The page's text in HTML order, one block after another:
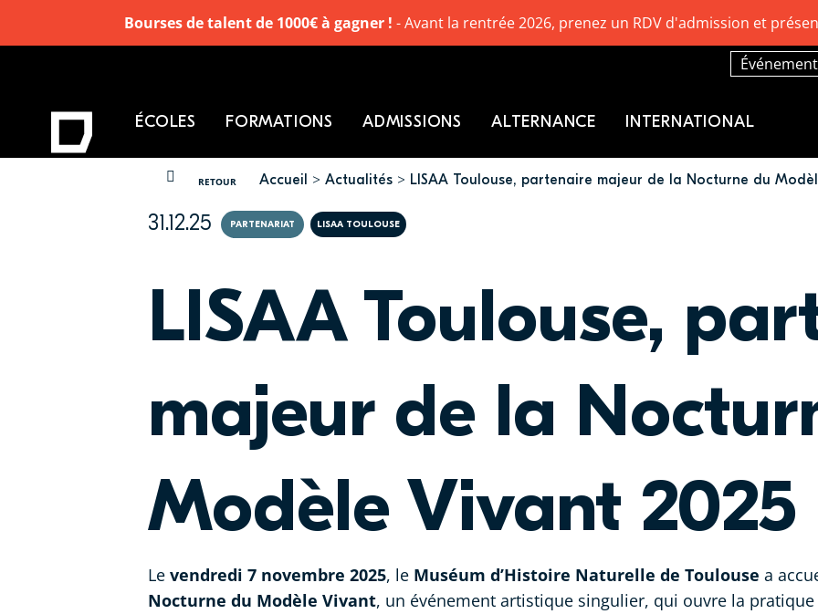
RETOUR
VOUS ÊTES ICI Accueil Actualités LISAA Toulouse, partenaire majeur de la Nocturne du
31.12.25 PARTENARIAT LISAA TOULOUSE
LISAA Toulouse,
majeur de la
Modèle Vivant 2025
Le vendredi 7 novembre 2025, le Muséum d’Histoire Naturelle de Toulouse a
Nocturne du Modèle Vivant, un événement artistique singulier, qui ouvre la
ÉCOLES FORMATIONS ADMISSIONS ALTERNANCE INTERNATIONAL
Bourses de talent de 1000€ à gagner ! - Avant la rentrée 2026, prenez un RDV d'admission et